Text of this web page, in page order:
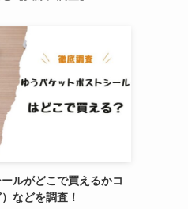
ルがどこで買えるかコ
などを調査！